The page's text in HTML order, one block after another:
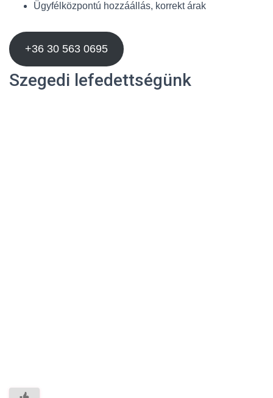
Ügyfélközpontú hozzáállás, korrekt árak
+36 30 563 0695
Szegedi lefedettségünk